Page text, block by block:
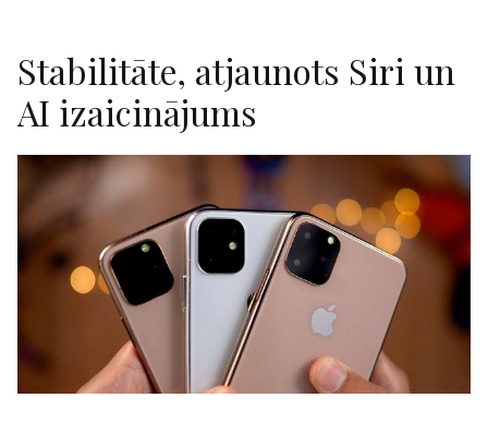
Stabilitāte, atjaunots Siri un
AI izaicinājums